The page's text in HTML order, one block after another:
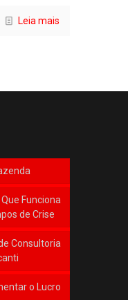
Leia mais
Funciona
de Crise
Consultoria
o Lucro